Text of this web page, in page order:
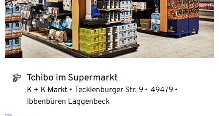
tchibo_logo Tchibo im Supermarkt
K + K Markt Tecklenburger Str. 9
49479
Ibbenbüren Laggenbeck